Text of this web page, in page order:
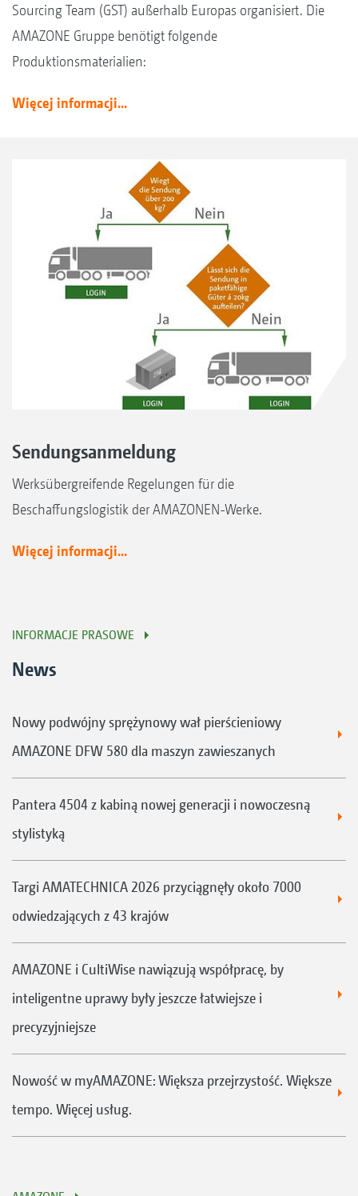
Sourcing Team (GST) außerhalb Europas organisiert. Die
AMAZONE Gruppe benötigt folgende
Produktionsmaterialien:
Więcej informacji...
Sendungsanmeldung
Werksübergreifende Regelungen für die
Beschaffungslogistik der AMAZONEN-Werke.
Więcej informacji...
INFORMACJE PRASOWE
News
Nowy podwójny sprężynowy wał pierścieniowy
AMAZONE DFW 580 dla maszyn zawieszanych
Pantera 4504 z kabiną nowej generacji i nowoczesną
stylistyką
Targi AMATECHNICA 2026 przyciągnęły około 7000
odwiedzających z 43 krajów
AMAZONE i CultiWise nawiązują współpracę, by
inteligentne uprawy były jeszcze łatwiejsze i
precyzyjniejsze
Nowość w myAMAZONE: Większa przejrzystość. Większe
tempo. Więcej usług.